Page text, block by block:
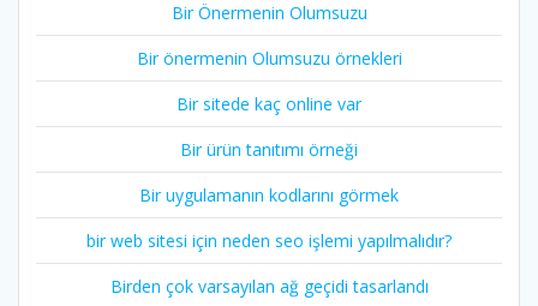
Bir Önermenin Olumsuzu
Bir önermenin Olumsuzu örnekleri
Bir sitede kaç online var
Bir ürün tanıtımı örneği
Bir uygulamanın kodlarını görmek
bir web sitesi için neden seo işlemi yapılmalıdır?
Birden çok varsayılan ağ geçidi tasarlandı